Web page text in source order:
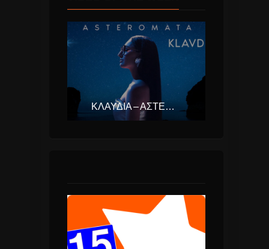
ΚΛΑΥΔΊΑ – ΑΣΤΕΡΟΜΆΤΑ (EUROVISION ΕΛΛΆΔΑ 2025)